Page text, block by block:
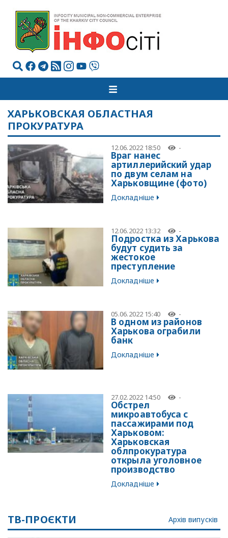
ХАРЬКОВСКАЯ ОБЛАСТНАЯ
ПРОКУРАТУРА
12.06.2022 18:50 -
Враг нанес
артиллерийский удар
по двум селам на
Харьковщине (фото)
Докладніше
12.06.2022 13:32 -
Подростка из Харькова
будут судить за
жестокое
преступление
Докладніше
05.06.2022 15:40 -
В одном из районов
Харькова ограбили
банк
Докладніше
27.02.2022 14:50 -
Обстрел
микроавтобуса с
пассажирами под
Харьковом:
Харьковская
облпрокуратура
открыла уголовное
производство
Докладніше
ТВ-ПРОЄКТИ Архів випусків